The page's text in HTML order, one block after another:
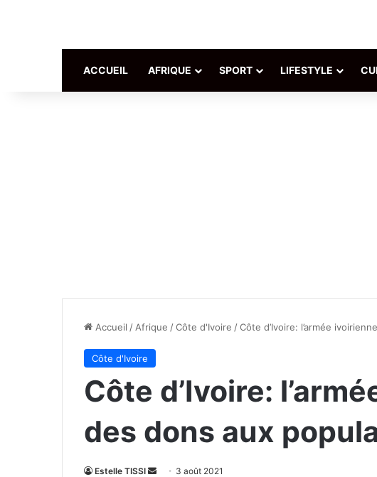
ACCUEIL AFRIQUE SPORT LIFESTYLE
Accueil / Afrique /Côte d'Ivoire /Côte d’Ivoire: l’armée
Côte d'Ivoire
Côte d’Ivoire:
des dons aux
Estelle TISSI
Envoyer3 août 2021